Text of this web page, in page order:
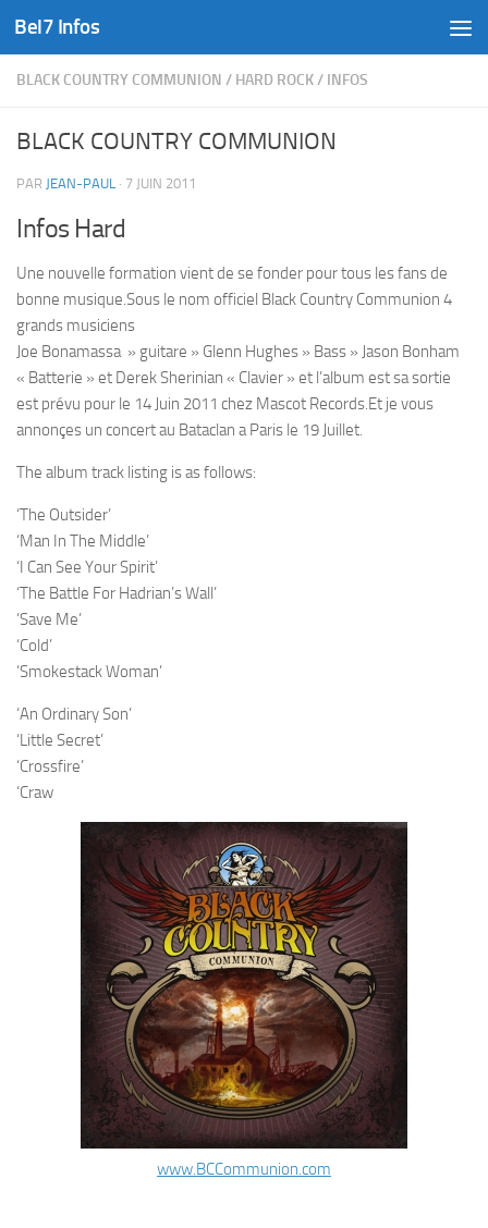
Skip to content
Bel7 Infos
BLACK COUNTRY COMMUNION / HARD ROCK/ INFOS
BLACK COUNTRY COMMUNION
PAR JEAN-PAUL · 7 JUIN 2011
Infos Hard
Une nouvelle formation vient de se fonder pour tous les fans de
bonne musique.Sous le nom officiel Black Country Communion 4
grands musiciens
Joe Bonamassa » guitare » Glenn Hughes » Bass » Jason Bonham
« Batterie » et Derek Sherinian « Clavier » et l’album est sa sortie
est prévu pour le 14 Juin 2011 chez Mascot Records.Et je vous
annonçes un concert au Bataclan a Paris le 19 Juillet.
The album track listing is as follows:
‘The Outsider’
‘Man In The Middle’
‘I Can See Your Spirit’
‘The Battle For Hadrian’s Wall’
‘Save Me’
‘Cold’
‘Smokestack Woman’
‘An Ordinary Son’
‘Little Secret’
‘Crossfire’
‘Craw
www.BCCommunion.com